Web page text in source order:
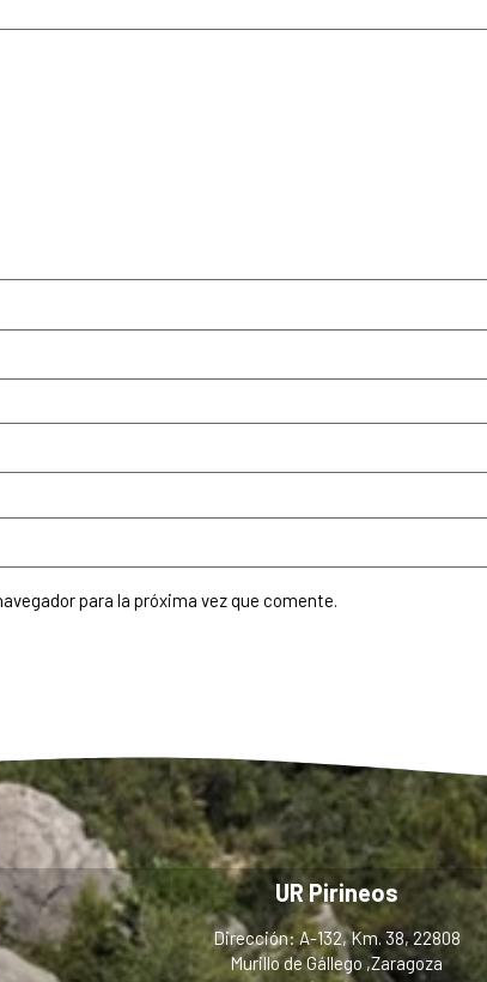
para la próxima vez que comente.
UR Pirineos
Dirección: A-132, Km. 38, 22808
Murillo de Gállego ,Zaragoza